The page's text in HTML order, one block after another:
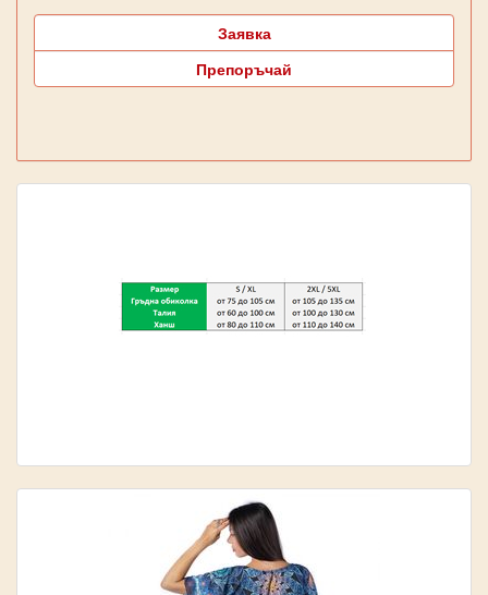
Заявка
Препоръчай